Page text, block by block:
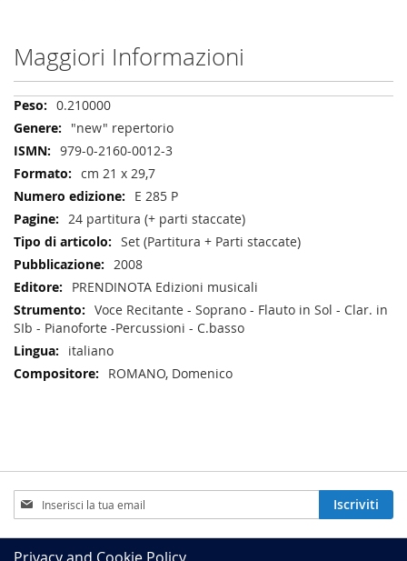
Maggiori Informazioni
Maggiori
Informazioni
0.210000
"new" repertorio
979-0-2160-0012-3
cm 21 x 29,7
E 285 P
24 partitura (+ parti staccate)
Set (Partitura + Parti staccate)
2008
PRENDINOTA Edizioni musicali
Voce Recitante - Soprano - Flauto in Sol - Clar. in
SIb - Pianoforte -Percussioni - C.basso
italiano
ROMANO, Domenico
Iscriviti
alla
nostra
Newsletter:
Iscriviti